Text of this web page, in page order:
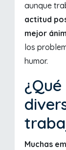
aunque
actitud
mejor
los
humor.
Muchas